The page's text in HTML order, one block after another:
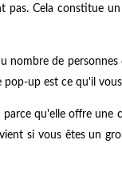
pas. Cela constitue
nombre de
pop-up est ce qu'il
qu'elle offre une
si vous êtes un